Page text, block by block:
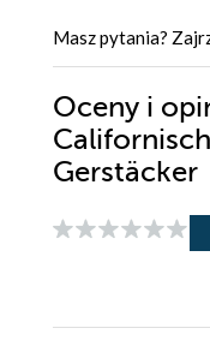
Masz pytania?
Oceny i
Gerstäcker